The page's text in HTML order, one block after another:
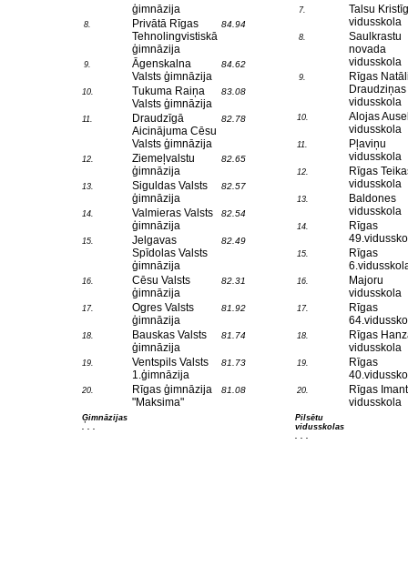
ģimnāzija
8.
Privātā Rīgas
Tehnolingvistiskā
ģimnāzija
84.94
9.
Āgenskalna
Valsts ģimnāzija
84.62
10.
Tukuma Raiņa
Valsts ģimnāzija
83.08
11.
Draudzīgā
Aicinājuma Cēsu
Valsts ģimnāzija
82.78
12.
Ziemeļvalstu
ģimnāzija
82.65
13.
Siguldas Valsts
ģimnāzija
82.57
14.
Valmieras Valsts
ģimnāzija
82.54
15.
Jelgavas
Spīdolas Valsts
ģimnāzija
82.49
16.
Cēsu Valsts
ģimnāzija
82.31
17.
Ogres Valsts
ģimnāzija
81.92
18.
Bauskas Valsts
ģimnāzija
81.74
19.
Ventspils Valsts
1.ģimnāzija
81.73
20.
Rīgas ģimnāzija
"Maksima"
81.08
Ģimnāzijas
. . .
7.
Talsu
vidusskola
8.
Saulkrastu
novada
vidusskola
9.
Rīgas
Draudziņas
vidusskola
10.
Alojas
vidusskola
11.
Pļaviņu
vidusskola
12.
Rīgas
vidusskola
13.
Baldones
vidusskola
14.
Rīgas
15.
Rīgas
16.
Majoru
vidusskola
17.
Rīgas
18.
Rīgas
vidusskola
19.
Rīgas
20.
Rīgas
vidusskola
Pilsētu
vidusskolas
. . .